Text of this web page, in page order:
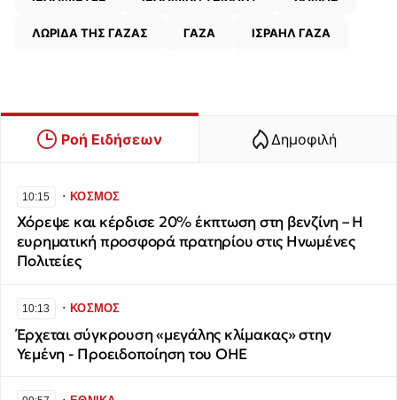
ΛΩΡΙΔΑ ΤΗΣ ΓΑΖΑΣ ΓΑΖΑ ΙΣΡΑΗΛ ΓΑΖΑ
Ροή Ειδήσεων Δημοφιλή
10:15 ∙ΚΟΣΜΟΣ
Χόρεψε και κέρδισε 20% έκπτωση στη βενζίνη – Η
ευρηματική προσφορά πρατηρίου στις Ηνωμένες
Πολιτείες
10:13 ∙ΚΟΣΜΟΣ
Έρχεται σύγκρουση «μεγάλης κλίμακας» στην
Υεμένη - Προειδοποίηση του ΟΗΕ